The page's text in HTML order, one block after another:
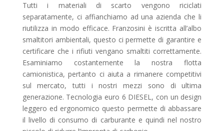
Tutti i materiali di scarto vengono riciclati
separatamente, ci affianchiamo ad una azienda che li
riutilizza in modo efficace. Franzosini è iscritta all’albo
smaltitori ambientali, questo ci permette di garantire e
certificare che i rifiuti vengano smaltiti correttamente.
Esaminiamo costantemente la nostra flotta
camionistica, pertanto ci aiuta a rimanere competitivi
sul mercato, tutti i nostri mezzi sono di ultima
generazione. Tecnologia euro 6 DIESEL, con un design
leggero ed ergonomico questo permette di abbassare
il livello di consumo di carburante e quindi nel nostro